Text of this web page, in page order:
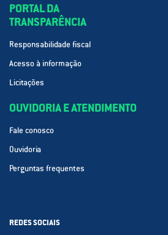
PORTAL DA
TRANSPARÊNCIA
Responsabilidade fiscal
Acesso à informação
Licitações
OUVIDORIA E ATENDIMENTO
Fale conosco
Ouvidoria
Perguntas frequentes
REDES SOCIAIS